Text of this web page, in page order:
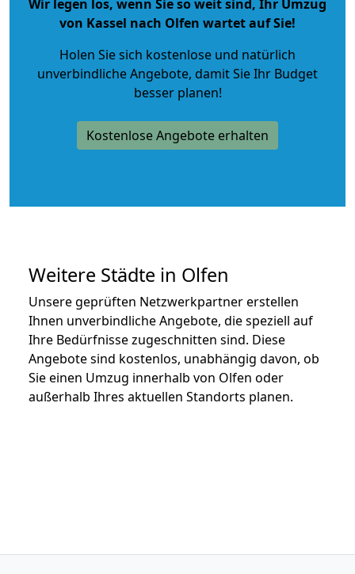
Wir legen los, wenn Sie so weit sind, Ihr Umzug
von Kassel nach Olfen wartet auf Sie!
Holen Sie sich kostenlose und natürlich
unverbindliche Angebote, damit Sie Ihr Budget
besser planen!
Kostenlose Angebote erhalten
Weitere Städte in Olfen
Unsere geprüften Netzwerkpartner erstellen
Ihnen unverbindliche Angebote, die speziell auf
Ihre Bedürfnisse zugeschnitten sind. Diese
Angebote sind kostenlos, unabhängig davon, ob
Sie einen Umzug innerhalb von Olfen oder
außerhalb Ihres aktuellen Standorts planen.